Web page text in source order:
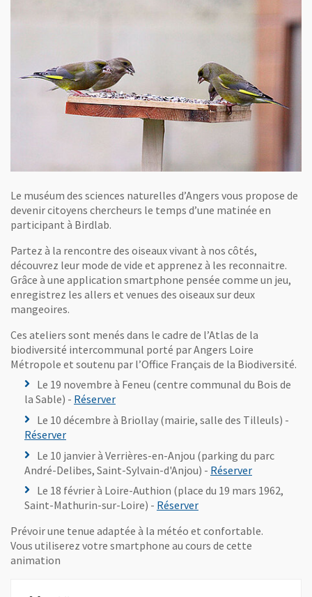
Le muséum des sciences naturelles d’Angers vous propose de
devenir citoyens chercheurs le temps d’une matinée en
participant à Birdlab.
Partez à la rencontre des oiseaux vivant à nos côtés,
découvrez leur mode de vide et apprenez à les reconnaitre.
Grâce à une application smartphone pensée comme un jeu,
enregistrez les allers et venues des oiseaux sur deux
mangeoires.
Ces ateliers sont menés dans le cadre de l’Atlas de la
biodiversité intercommunal porté par Angers Loire
Métropole et soutenu par l’Office Français de la Biodiversité.
Le 19 novembre à Feneu (centre communal du Bois de
la Sable) - Réserver, Ouvre une nouvelle fenêtre
Le 10 décembre à Briollay (mairie, salle des Tilleuls) -
Réserver, Ouvre une nouvelle fenêtre
Le 10 janvier à Verrières-en-Anjou (parking du parc
André-Delibes, Saint-Sylvain-d'Anjou) - Réserver, Ouvre une
Le 18 février à Loire-Authion (place du 19 mars 1962,
Saint-Mathurin-sur-Loire) - Réserver, Ouvre une nouvelle
Prévoir une tenue adaptée à la météo et confortable.
Vous utiliserez votre smartphone au cours de cette
animation